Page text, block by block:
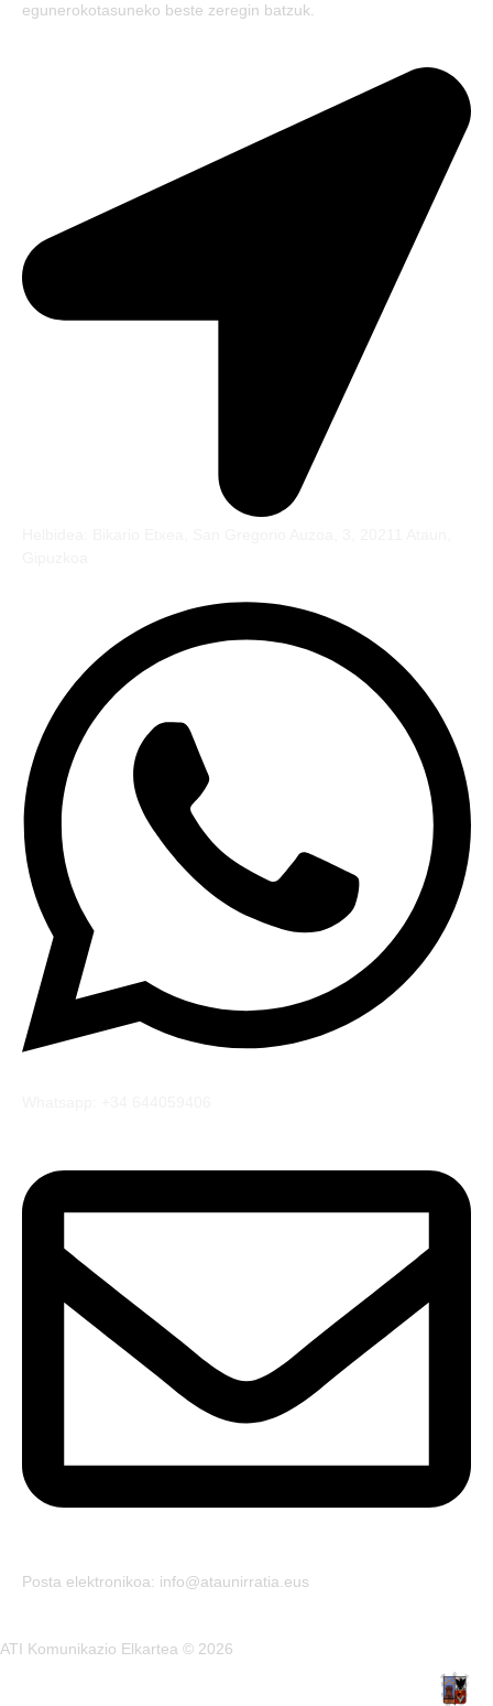
egunerokotasuneko beste zeregin batzuk.
Posta elektronikoa: info@ataunirratia.eus
ATI Komunikazio Elkartea © 2026